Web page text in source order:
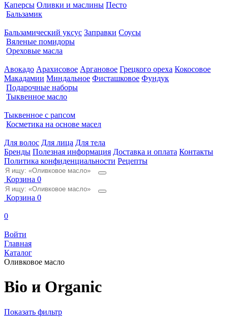
Каперсы Оливки и маслины Песто
Бальзамик
Бальзамический уксус Заправки Соусы
Вяленые помидоры
Ореховые масла
Авокадо Арахисовое Аргановое Грецкого ореха Кокосовое
Макадамии Миндальное Фисташковое Фундук
Подарочные наборы
Тыквенное масло
Тыквенное с рапсом
Косметика на основе масел
Для волос Для лица Для тела
Бренды Полезная информация Доставка и оплата Контакты
Политика конфиденциальности Рецепты
Корзина 0
Корзина 0
0
Войти
Главная
Каталог
Оливковое масло
Bio и Organic
Показать фильтр